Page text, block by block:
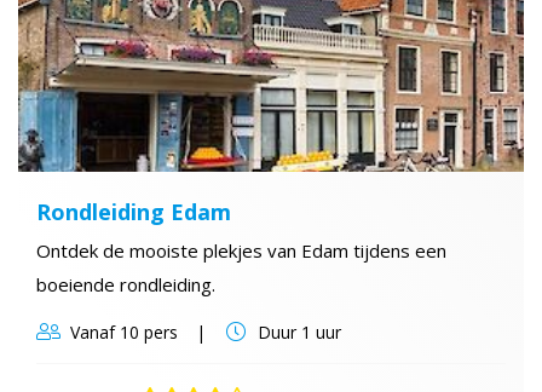
Rondleiding Edam
Ontdek de mooiste plekjes van Edam tijdens een
boeiende rondleiding.
Vanaf10 pers Duur1 uur